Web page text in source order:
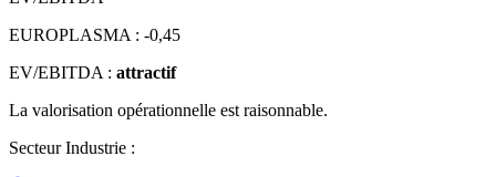
EUROPLASMA : -0,45
EV/EBITDA : attractif
La valorisation opérationnelle est raisonnable.
Secteur Industrie :